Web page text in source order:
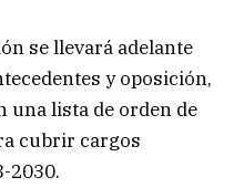
se llevará adelante
y oposición,
una lista de orden de
cubrir cargos
2030.